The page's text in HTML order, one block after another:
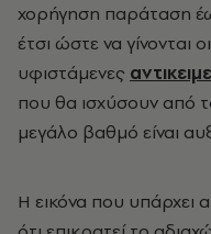
χορήγηση παράταση
έτσι ώστε να γίνονται
υφιστάμενες
που θα ισχύσουν από
μεγάλο βαθμό είναι
Η εικόνα που υπάρχει